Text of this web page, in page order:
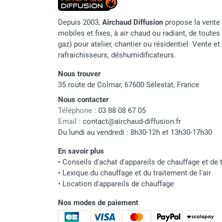
Parasol chauffant et radiant
infrarouge sur mât
Parasol chauffant à gaz
Parasol chauffant et radiant sur
mât électrique
Chauffe terrasse aux pellets
Chauffage infrarouge fixe mur et
plafond
Chauffage radiant électrique
Chauffage Infrarouge électrique fixe
Panneau rayonnant
suspendu
Réglette et cassette rayonnante
Chauffage tube radiant et radiant
lumineux au gaz
Chauffage radiant tube suspendu
au gaz
Depuis 2003, Airchaud Diffusion propose la
mobiles et fixes, à air chaud ou radiant, de
gaz) pour atelier, chantier ou résidentiel. Vente
rafraichisseurs, déshumidificateurs.
Nous trouver
35 route de Colmar, 67600 Sélestat, France
Nous contacter
Téléphone : 03 88 08 67 05
Email : contact@airchaud-diffusion.fr
Du lundi au vendredi : 8h30-12h et 13h30-17h30
En savoir plus
• Conseils d'achat d'appareils de chauffage et de
• Lexique du chauffage et du traitement de l'air
• Location d'appareils de chauffage
Nos modes de paiement